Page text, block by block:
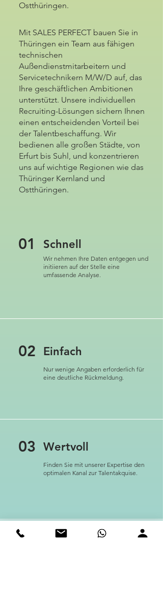
Ostthüringen.
Mit SALES PERFECT bauen Sie in
Thüringen ein Team aus fähigen
technischen
Außendienstmitarbeitern und
Servicetechnikern M/W/D auf, das
Ihre geschäftlichen Ambitionen
unterstützt. Unsere individuellen
Recruiting-Lösungen sichern Ihnen
einen entscheidenden Vorteil bei
der Talentbeschaffung. Wir
bedienen alle großen Städte, von
Erfurt bis Suhl, und konzentrieren
uns auf wichtige Regionen wie das
Thüringer Kernland und
Ostthüringen.
01 Schnell
Wir nehmen Ihre Daten entgegen und
initiieren auf der Stelle eine
umfassende Analyse.
02 Einfach
Nur wenige Angaben erforderlich für
eine deutliche Rückmeldung.
03 Wertvoll
Finden Sie mit unserer Expertise den
optimalen Kanal zur Talentakquise.
04 Kostenfrei